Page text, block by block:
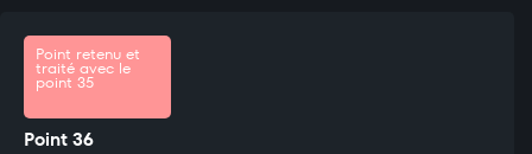
Point retenu et
traité avec le
point 35
Point 36